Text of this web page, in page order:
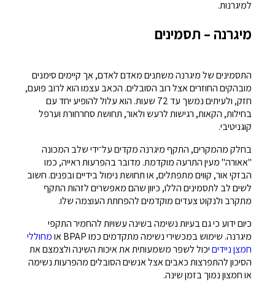
למיגרנות.
מיגרנה – תסמינים
התסמינים של מיגרנה משתנים מאדם לאדם, אך קיימים סימנים
מובהקים החוזרים אצל רוב הסובלים. הכאב עצמו הוא לרוב פועם,
חזק, ולעיתים נמשך עד 72 שעות. הוא עלול להופיע יחד עם
בחילות, הקאות, רגישות לרעש ולאור, תחושת סחרחורת וערפל
קוגניטיבי.
בחלק מהמקרים, התקף מיגרנה מקדים על־ידי שלב המכונה
"אאורה" מעין התרעה מוקדמת. מדובר בהפרעות ראייה, כמו
הבזקי אור, קווים מתפתלים, או תחושת נימול בידיים ובפנים. חשוב
לשים לב לתסמינים הללו, כיוון שהם מאפשרים לזהות התקף
מתקרב ולנקוט צעדים מוקדמים להפחתת העוצמה שלו.
כיום ידוע כי גם בעיות נשימה בשינה עשויות להחמיר התקפי
מיגרנה. שימוש במכשירי נשימה מתקדמים כמו BPAP או
מחוללי
חמצן ניידיםיכול לשפר משמעותית את איכות השינה ולצמצם את
הסיכון להתפרצות כאבים אצל אנשים הסובלים מהפרעות נשימה
או חמצון נמוך בזמן שינה.